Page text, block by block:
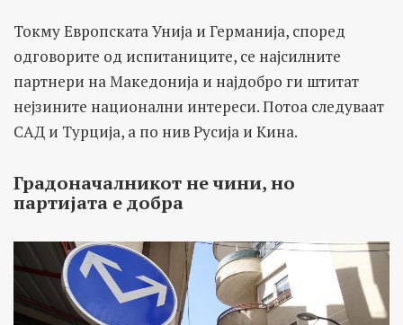
Токму Европската Унија и Германија, според
одговорите од испитаниците, се најсилните
партнери на Македонија и најдобро ги штитат
нејзините национални интереси. Потоа следуваат
САД и Турција, а по нив Русија и Кина.
Градоначалникот не чини, но
партијата е добра